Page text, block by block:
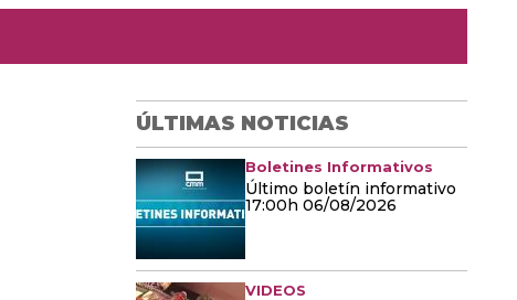
ÚLTIMAS NOTICIAS
Boletines Informativos
Último boletín informativo
17:00h 06/08/2026
VIDEOS